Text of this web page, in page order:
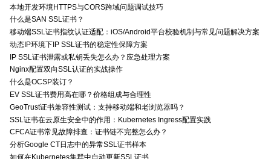
本地开发环境HTTPS与CORS跨域问题调试技巧
什么是SAN SSL证书？
移动端SSL证书指纹认证适配：iOS/Android平台校验机制与常见问题解决方案
动态IP环境下IP SSL证书的稳定性保障方案
IP SSL证书泄露或私钥丢失怎么办？应急处理方案
Nginx配置双向SSL认证的实战操作
什么是OCSP装订？
EV SSL证书费用高在哪？价格组成与合理性
GeoTrust证书兼容性测试：支持移动端和老浏览器吗？
SSL证书在云原生安全中的作用：Kubernetes Ingress配置实践
CFCA证书常见故障排查：证书链不完整怎么办？
分析Google CT日志中的异常SSL证书样本
如何在Kubernetes集群中自动更新SSL证书